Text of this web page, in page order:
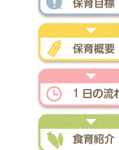
保育方針
保育概要
一日の流れ